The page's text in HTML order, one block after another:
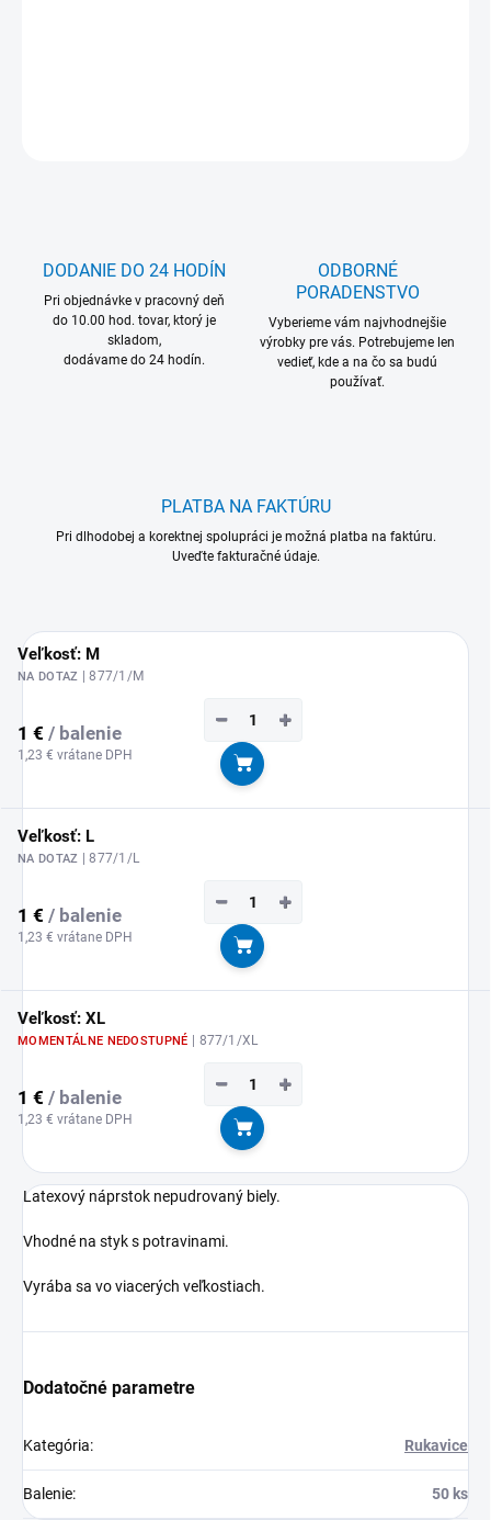
DODANIE DO 24 HODÍN
Pri objednávke v pracovný deň
do 10.00 hod. tovar, ktorý je
skladom,
dodávame do 24 hodín.
ODBORNÉ
PORADENSTVO
Vyberieme vám najvhodnejšie
výrobky pre vás. Potrebujeme len
vedieť, kde a na čo sa budú
používať.
PLATBA NA FAKTÚRU
Pri dlhodobej a korektnej spolupráci je možná platba na faktúru.
Uveďte fakturačné údaje.
Veľkosť: M
NA DOTAZ | 877/1/M
1 € / balenie
1,23 € vrátane DPH
+
−
Do košíka
Veľkosť: L
NA DOTAZ | 877/1/L
1 € / balenie
1,23 € vrátane DPH
+
−
Do košíka
Veľkosť: XL
MOMENTÁLNE NEDOSTUPNÉ | 877/1/XL
1 € / balenie
1,23 € vrátane DPH
+
−
Do košíka
Latexový náprstok nepudrovaný biely.
Vhodné na styk s potravinami.
Vyrába sa vo viacerých veľkostiach.
Dodatočné parametre
Kategória: Rukavice
Balenie: 50 ks